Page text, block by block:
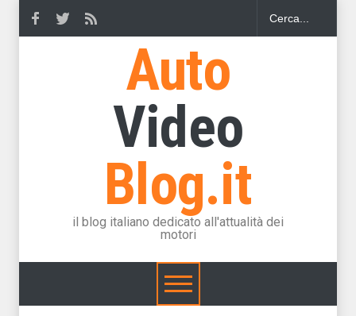
Auto
Video
Blog.it
il blog italiano dedicato all'attualità dei
motori